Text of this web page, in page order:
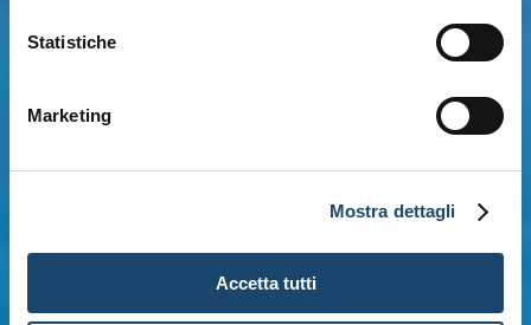
Statistiche
Marketing
Mostra dettagli
Accetta tutti